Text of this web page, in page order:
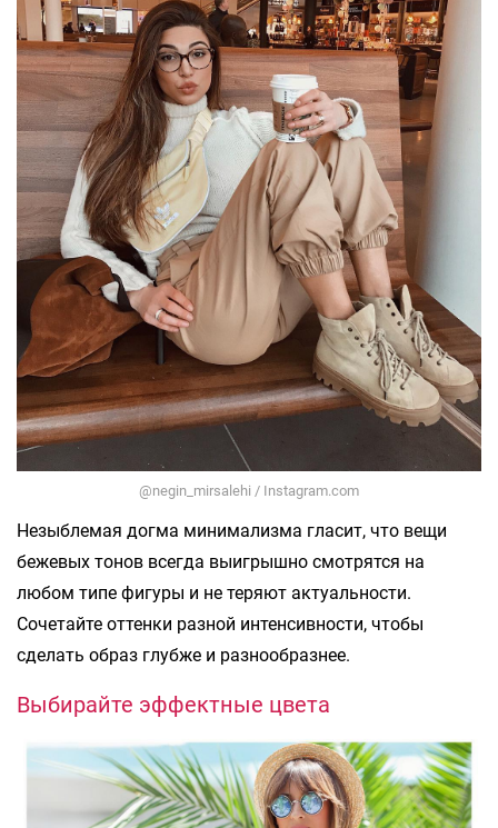
@negin_mirsalehi / Instagram.com
Незыблемая догма минимализма гласит, что вещи
бежевых тонов всегда выигрышно смотрятся на
любом типе фигуры и не теряют актуальности.
Сочетайте оттенки разной интенсивности, чтобы
сделать образ глубже и разнообразнее.
Выбирайте эффектные цвета